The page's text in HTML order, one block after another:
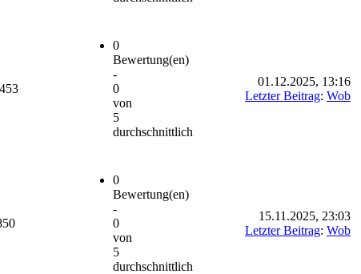
0
Bewertung(en)
-
0
von
5
durchschnittlich
01.12.2025, 13:16
Letzter Beitrag: Wob
0
Bewertung(en)
-
0
von
5
durchschnittlich
15.11.2025, 23:03
Letzter Beitrag: Wob